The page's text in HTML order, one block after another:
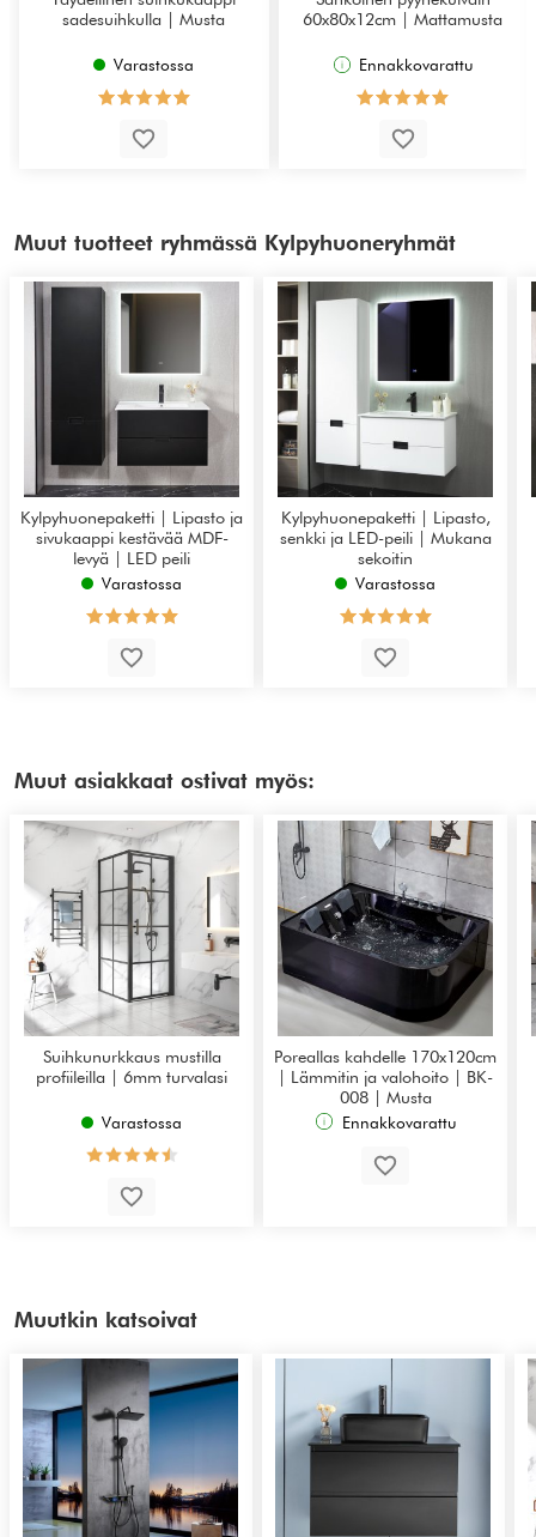
sadesuihkulla | Musta
Varastossa
60x80x12cm | Mattamusta
Ennakkovarattu
Muut tuotteet ryhmässä Kylpyhuoneryhmät
Kylpyhuonepaketti | Lipasto ja
sivukaappi kestävää MDF-
levyä | LED peili
Varastossa
Kylpyhuonepaketti | Lipasto,
senkki ja LED-peili | Mukana
sekoitin
Varastossa
Muut asiakkaat ostivat myös:
Suihkunurkkaus mustilla
profiileilla | 6mm turvalasi
Varastossa
Poreallas kahdelle 170x120cm
| Lämmitin ja valohoito | BK-
008 | Musta
Ennakkovarattu
Muutkin katsoivat